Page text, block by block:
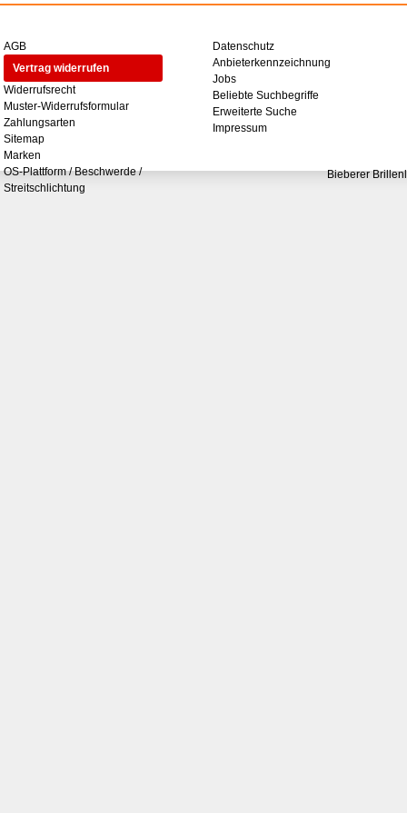
AGB
Vertrag widerrufen
Widerrufsrecht
Muster-Widerrufsformular
Zahlungsarten
Sitemap
Marken
OS-Plattform / Beschwerde /
Streitschlichtung
Datenschutz
Anbieterkennzeichnung
Jobs
Beliebte Suchbegriffe
Erweiterte Suche
Impressum
Bieberer